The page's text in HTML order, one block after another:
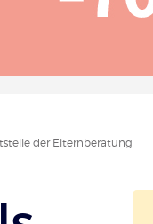
der Elternberatung